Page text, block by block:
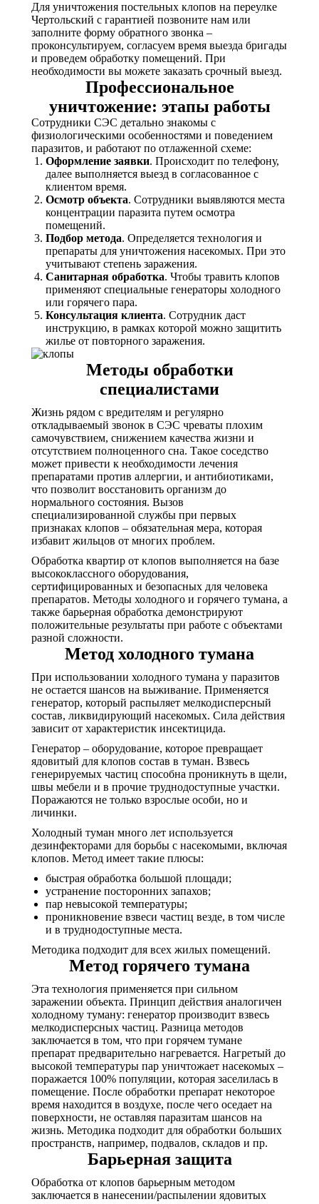
Для уничтожения постельных клопов на переулке
Чертольский с гарантией позвоните нам или
заполните форму обратного звонка –
проконсультируем, согласуем время выезда бригады
и проведем обработку помещений. При
необходимости вы можете заказать срочный выезд.
Профессиональное
уничтожение: этапы работы
Сотрудники СЭС детально знакомы с
физиологическими особенностями и поведением
паразитов, и работают по отлаженной схеме:
Оформление заявки. Происходит по телефону,
далее выполняется выезд в согласованное с
клиентом время.
Осмотр объекта. Сотрудники выявляются места
концентрации паразита путем осмотра
помещений.
Подбор метода. Определяется технология и
препараты для уничтожения насекомых. При это
учитывают степень заражения.
Санитарная обработка. Чтобы травить клопов
применяют специальные генераторы холодного
или горячего пара.
Консультация клиента. Сотрудник даст
инструкцию, в рамках которой можно защитить
жилье от повторного заражения.
Методы обработки
специалистами
Жизнь рядом с вредителям и регулярно
откладываемый звонок в СЭС чреваты плохим
самочувствием, снижением качества жизни и
отсутствием полноценного сна. Такое соседство
может привести к необходимости лечения
препаратами против аллергии, и антибиотиками,
что позволит восстановить организм до
нормального состояния. Вызов
специализированной службы при первых
признаках клопов – обязательная мера, которая
избавит жильцов от многих проблем.
Обработка квартир от клопов выполняется на базе
высококлассного оборудования,
сертифицированных и безопасных для человека
препаратов. Методы холодного и горячего тумана, а
также барьерная обработка демонстрируют
положительные результаты при работе с объектами
разной сложности.
Метод холодного тумана
При использовании холодного тумана у паразитов
не остается шансов на выживание. Применяется
генератор, который распыляет мелкодисперсный
состав, ликвидирующий насекомых. Сила действия
зависит от характеристик инсектицида.
Генератор – оборудование, которое превращает
ядовитый для клопов состав в туман. Взвесь
генерируемых частиц способна проникнуть в щели,
швы мебели и в прочие труднодоступные участки.
Поражаются не только взрослые особи, но и
личинки.
Холодный туман много лет используется
дезинфекторами для борьбы с насекомыми, включая
клопов. Метод имеет такие плюсы:
быстрая обработка большой площади;
устранение посторонних запахов;
пар невысокой температуры;
проникновение взвеси частиц везде, в том числе
и в труднодоступные места.
Методика подходит для всех жилых помещений.
Метод горячего тумана
Эта технология применяется при сильном
заражении объекта. Принцип действия аналогичен
холодному туману: генератор производит взвесь
мелкодисперсных частиц. Разница методов
заключается в том, что при горячем тумане
препарат предварительно нагревается. Нагретый до
высокой температуры пар уничтожает насекомых –
поражается 100% популяции, которая заселилась в
помещение. После обработки препарат некоторое
время находится в воздухе, после чего оседает на
поверхности, не оставляя паразитам шансов на
жизнь. Методика подходит для обработки больших
пространств, например, подвалов, складов и пр.
Барьерная защита
Обработка от клопов барьерным методом
заключается в нанесении/распылении ядовитых